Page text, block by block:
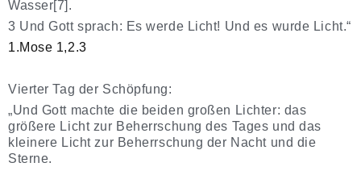
Wasser[7].
3 Und Gott sprach: Es werde Licht! Und es wurde Licht.“
1.Mose 1,2.3
Vierter Tag der Schöpfung:
„Und Gott machte die beiden großen Lichter: das
größere Licht zur Beherrschung des Tages und das
kleinere Licht zur Beherrschung der Nacht und die
Sterne.